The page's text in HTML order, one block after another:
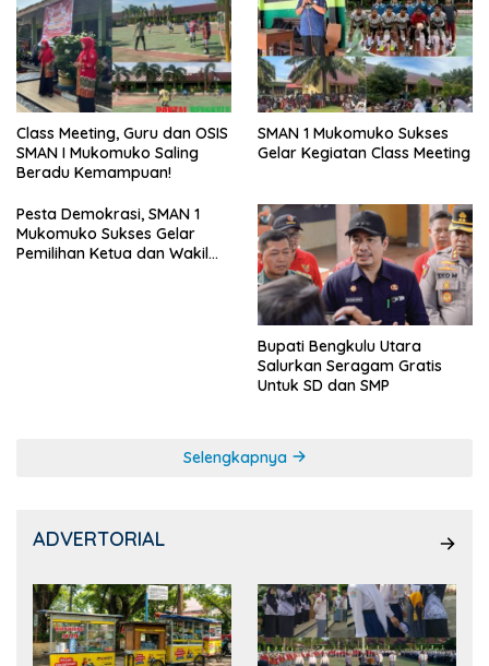
Class Meeting, Guru dan OSIS
SMAN I Mukomuko Saling
Beradu Kemampuan!
SMAN 1 Mukomuko Sukses
Gelar Kegiatan Class Meeting
Pesta Demokrasi, SMAN 1
Mukomuko Sukses Gelar
Pemilihan Ketua dan Wakil
Bupati Bengkulu Utara
Salurkan Seragam Gratis
Untuk SD dan SMP
Selengkapnya
ADVERTORIAL